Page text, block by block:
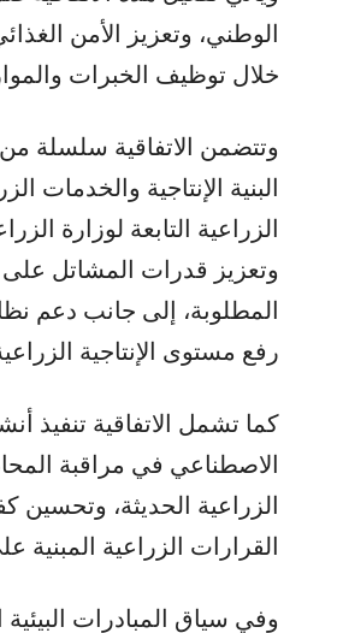
الوطني، وتعزيز الأمن
خلال توظيف الخبرات
وتتضمن الاتفاقية سلسلة
البنية الإنتاجية
الزراعية التابعة لوزارة
وتعزيز قدرات المشاتل على
المطلوبة، إلى جانب دعم
رفع مستوى الإنتاجية
كما تشمل الاتفاقية تنفيذ
الاصطناعي في مراقبة
الزراعية الحديثة، وتحسين
القرارات الزراعية المبنية
وفي سياق المبادرات